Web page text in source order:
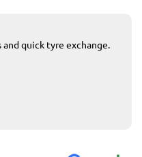
quick tyre exchange.